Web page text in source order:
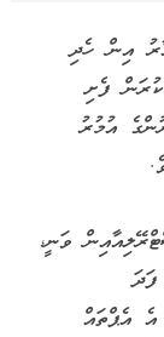
އިން ހެދި
ފެށި
އުމުރު
ވަނީ،
ކުދިން އެ އެޕްތައް